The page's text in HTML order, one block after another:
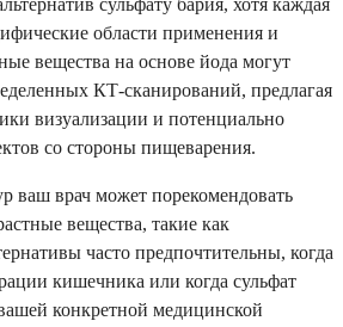
сульфату бария, хотя каждая
области применения и
вещества на основе йода могут
КТ-сканирований, предлагая
визуализации и потенциально
со стороны пищеварения.
ваш врач может порекомендовать
вещества, такие как
часто предпочтительны, когда
кишечника или когда сульфат
конкретной медицинской